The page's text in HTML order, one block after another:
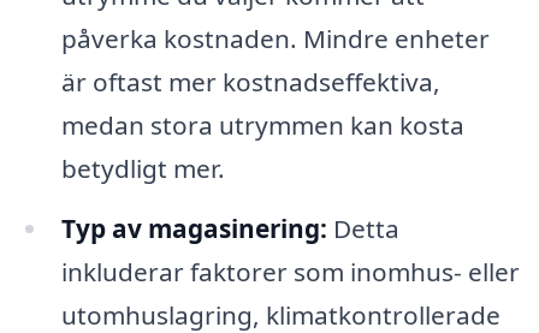
påverka kostnaden. Mindre enheter
är oftast mer kostnadseffektiva,
medan stora utrymmen kan kosta
betydligt mer.
Typ av magasinering: Detta
inkluderar faktorer som inomhus- eller
utomhuslagring, klimatkontrollerade